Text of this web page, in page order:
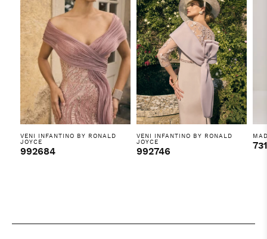
VENI INFANTINO BY RONALD
JOYCE
992684
VENI INFANTINO BY RONALD
JOYCE
992746